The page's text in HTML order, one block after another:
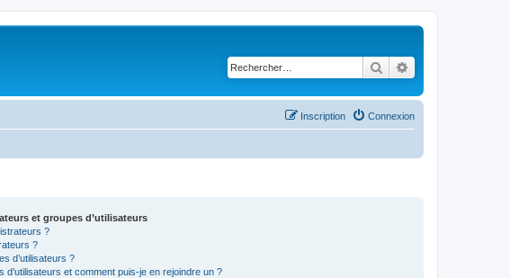
Rechercher
Connexion
Inscription
et groupes d’utilisateurs
?
?
d’utilisateurs ?
d’utilisateurs et comment puis-je en rejoindre un ?